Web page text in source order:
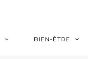
BIEN-ÊTRE